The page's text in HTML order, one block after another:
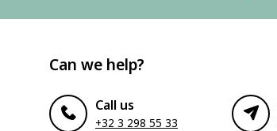
Can we help?
Call us
+32 3 298 55 33